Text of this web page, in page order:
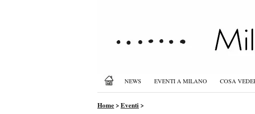
NEWS EVENTI A MILANO COSA
Home>Eventi>